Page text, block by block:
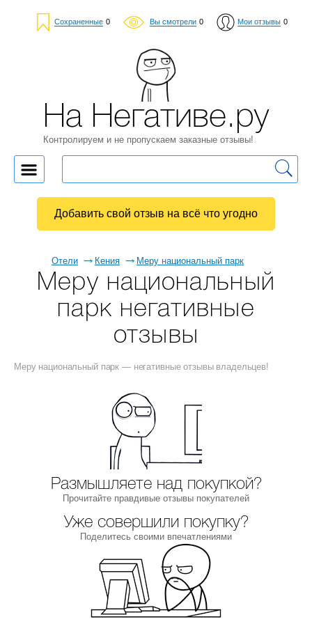
Сохраненные 0 Вы смотрели 0 Мои отзывы 0
Отели Кения Меру национальный парк
Меру национальный
парк негативные
отзывы
Меру национальный парк — негативные отзывы владельцев!
Размышляете над покупкой?
Прочитайте правдивые отзывы покупателей
Уже совершили покупку?
Поделитесь своими впечатлениями
На Негативе.ру
Контролируем и не пропускаем заказные отзывы!
Добавить свой отзыв на всё что угодно